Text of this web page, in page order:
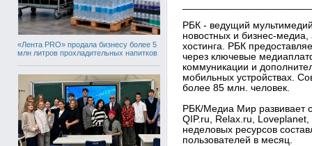
«Лента PRO» продала бизнесу более 5
млн литров прохладительных напитков
РБК - ведущий
новостных и бизнес-медиа,
хостинга. РБК
через ключевые
коммуникации и
мобильных устройствах.
более 85 млн. человек.
РБК/Медиа Мир развивает
QIP.ru, Relax.ru,
неделовых ресурсов
пользователей в месяц.